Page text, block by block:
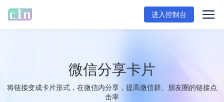
进入控制台
微信分享卡片
将链接变成卡片形式，在微信内分享，提高微信群、朋友圈的链接点
击率